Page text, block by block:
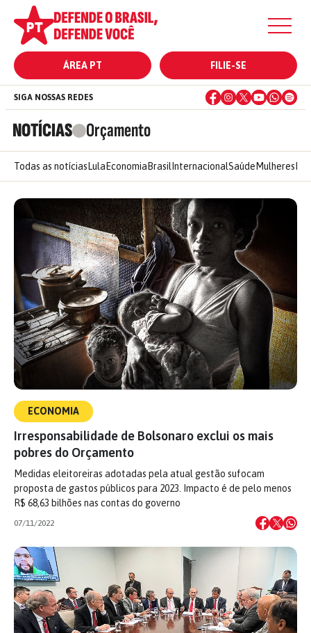
ÁREA PT FILIE-SE
NOTÍCIAS Orçamento
SIGA NOSSAS REDES
Todas as notícias Lula Economia Brasil InternacionalSaúde Mulheres
ECONOMIA
Irresponsabilidade de Bolsonaro exclui os mais
pobres do Orçamento
Medidas eleitoreiras adotadas pela atual gestão sufocam
proposta de gastos públicos para 2023. Impacto é de pelo menos
R$ 68,63 bilhões nas contas do governo
07/11/2022